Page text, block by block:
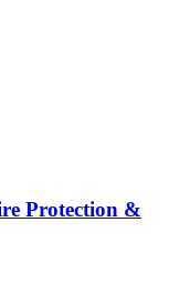
Protection &